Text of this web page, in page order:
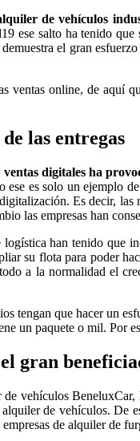
de vehículos
ese salto ha tenido
el gran
ventas online, de aquí
las entregas
digitales ha
ese es solo un ejemplo
Es decir,
las empresas han
han tenido que
su flota para poder
a la normalidad el
tengan que hacer un
un paquete o mil. Por
gran
vehículos
de vehículos. De
de alquiler de